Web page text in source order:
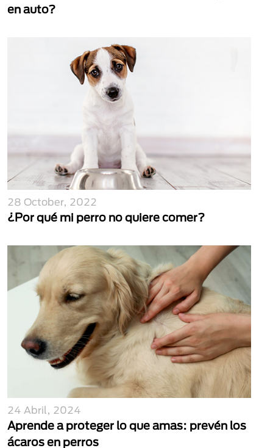
en auto?
28 October, 2022
¿Por qué mi perro no quiere comer?
24 Abril, 2024
Aprende a proteger lo que amas: prevén los
ácaros en perros